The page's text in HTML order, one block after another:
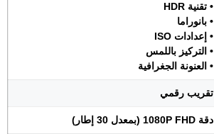
• تقنية HDR
• بانوراما
• إعدادات ISO
• التركيز باللمس
• العنونة الجغرافية
تقريب رقمي
دقة 1080P FHD (بمعدل 30 إطار)